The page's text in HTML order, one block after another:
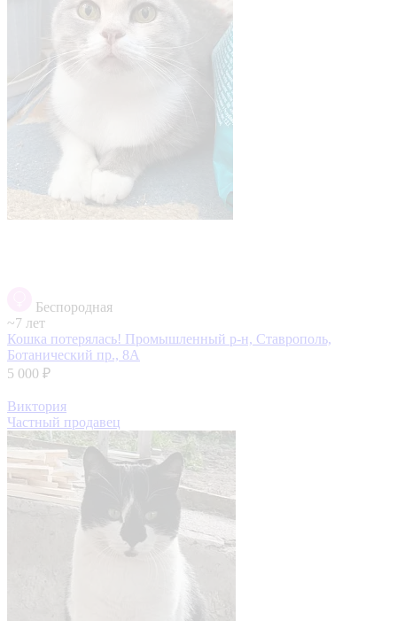
Беспородная
~7 лет
Кошка потерялась! Промышленный р-н, Ставрополь,
Ботанический пр., 8А
5 000 ₽
Виктория
Частный продавец